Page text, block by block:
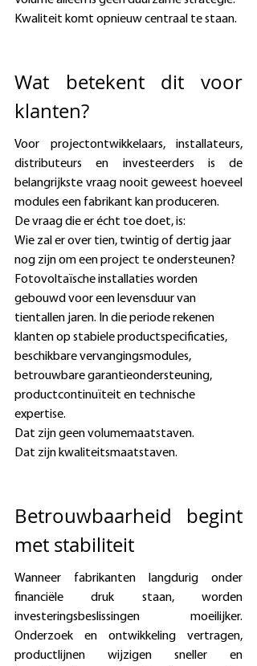
Kwaliteit komt opnieuw centraal te staan.
Wat betekent dit voor
klanten?
Voor projectontwikkelaars, installateurs,
distributeurs en investeerders is de
belangrijkste vraag nooit geweest hoeveel
modules een fabrikant kan produceren.
De vraag die er écht toe doet, is:
Wie zal er over tien, twintig of dertig jaar
nog zijn om een project te ondersteunen?
Fotovoltaïsche installaties worden
gebouwd voor een levensduur van
tientallen jaren. In die periode rekenen
klanten op stabiele productspecificaties,
beschikbare vervangingsmodules,
betrouwbare garantieondersteuning,
productcontinuïteit en technische
expertise.
Dat zijn geen volumemaatstaven.
Dat zijn kwaliteitsmaatstaven.
Betrouwbaarheid begint
met stabiliteit
Wanneer fabrikanten langdurig onder
financiële druk staan, worden
investeringsbeslissingen moeilijker.
Onderzoek en ontwikkeling vertragen,
productlijnen wijzigen sneller en